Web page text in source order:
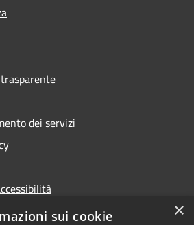
dei servizi
per l'anno 2025
×
sui cookie